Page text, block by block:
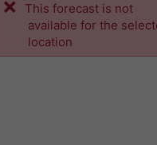
This forecast is not
available for the
location